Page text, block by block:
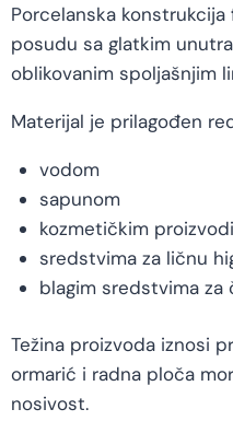
Porcelanska
posudu sa glatkim
oblikovanim spoljašnjim
Materijal je prilagođen
vodom
sapunom
kozmetičkim
sredstvima za ličnu
blagim sredstvima za
Težina proizvoda iznosi
ormarić i radna ploča
nosivost.